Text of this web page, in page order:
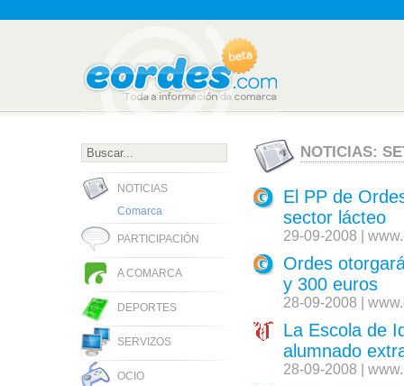
NOTICIAS
Comarca
PARTICIPACIÓN
A COMARCA
DEPORTES
SERVIZOS
OCIO
NOTICIAS:
El PP de
sector lácteo
29-09-2008 |
Ordes
y 300 euros
28-09-2008 |
La Escola de
alumnado
28-09-2008 |